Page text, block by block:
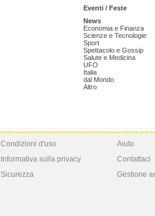
Eventi / Feste
News
Economia e Finanza
Scienze e Tecnologie
Sport
Spettacolo e Gossip
Salute e Medicina
UFO
Italia
dal Mondo
Altro
Condizioni d'uso
Informativa sulla privacy
Sicurezza
Aiuto
Contattaci
Gestione